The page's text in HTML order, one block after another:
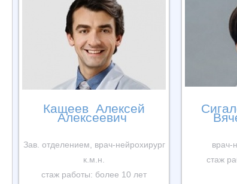
Кащеев Алексей
Алексеевич
Зав. отделением, врач-нейрохирург
к.м.н.
стаж работы: более 10 лет
врач-
стаж